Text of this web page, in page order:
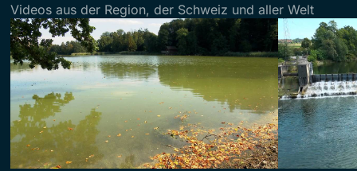
Videos aus der Region, der Schweiz und aller Welt